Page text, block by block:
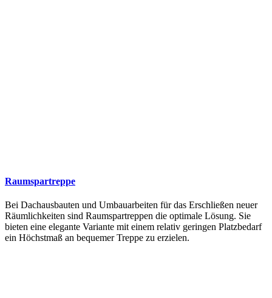
Raumspartreppe
Bei Dachausbauten und Umbauarbeiten für das Erschließen neuer
Räumlichkeiten sind Raumspartreppen die optimale Lösung. Sie
bieten eine elegante Variante mit einem relativ geringen Platzbedarf
ein Höchstmaß an bequemer Treppe zu erzielen.